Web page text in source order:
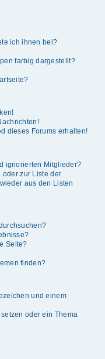
ich ihnen bei?
farbig dargestellt?
dieses Forums erhalten!
ignorierten Mitglieder?
oder zur Liste der
aus den Listen
Seite?
finden?
und einem
oder ein Thema